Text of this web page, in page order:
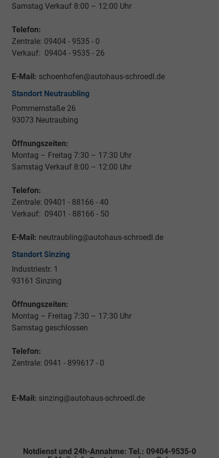
Samstag Verkauf 8:00 – 12:00 Uhr
Telefon:
Zentrale: 09404 - 9535 - 0
Verkauf: 09404 - 9535 - 26
E-Mail: schoenhofen@autohaus-schroedl.de
Standort Neutraubling
Pommernstaße 26
93073 Neutraubing
Öffnungszeiten:
Montag – Freitag 7:30 – 17:30 Uhr
Samstag Verkauf 8:00 – 12:00 Uhr
Telefon:
Zentrale: 09401 - 88166 - 40
Verkauf: 09401 - 88166 - 50
E-Mail: neutraubling@autohaus-schroedl.de
Standort Sinzing
Industriestr. 1
93161 Sinzing
Öffnungszeiten:
Montag – Freitag 7:30 – 17:30 Uhr
Samstag geschlossen
Telefon:
Zentrale: 0941 - 899617 - 0
E-Mail: sinzing@autohaus-schroedl.de
Notdienst und 24h-Annahme: Tel.: 09404-9535-0